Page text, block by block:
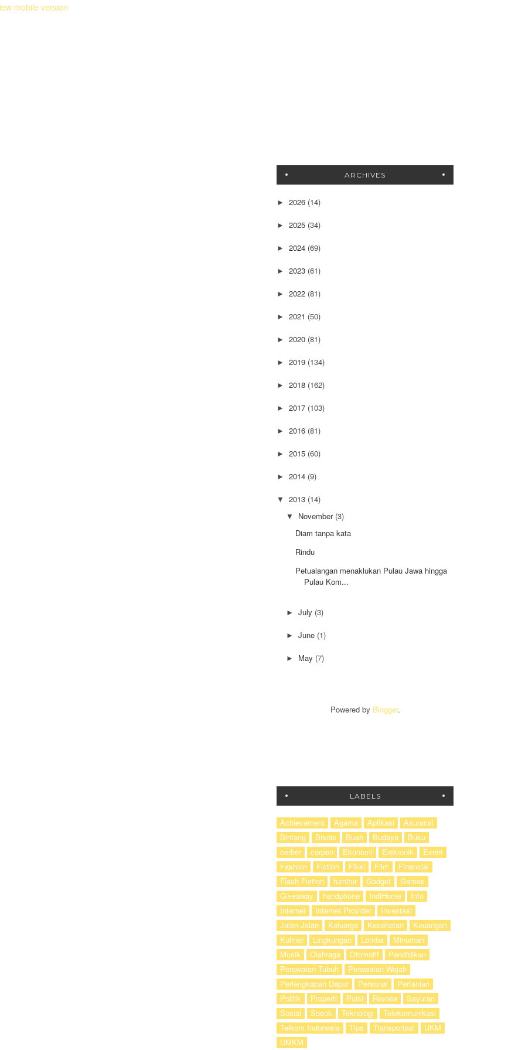
mobile version
ARCHIVES
► 2026 (14)
► 2025 (34)
► 2024 (69)
► 2023 (61)
► 2022 (81)
► 2021 (50)
► 2020 (81)
► 2019 (134)
► 2018 (162)
► 2017 (103)
► 2016 (81)
► 2015 (60)
► 2014 (9)
▼ 2013 (14)
▼ November (3)
Diam tanpa kata
Rindu
Petualangan menaklukan Pulau Jawa hingga
Pulau Kom...
► July (3)
► June (1)
► May (7)
Powered by Blogger.
LABELS
Achievement Agama Aplikasi
Asuransi
Bintang
Bisnis Buah Budaya
Buku
cerber
cerpen Ekonomi Elekronik
Event
Fashion
Fiction Fiksi Film
Financial
Flash Fiction
furnitur Gadget
Games
Giveaway
handphone IndiHome
Info
Internet
Internet Provider
Investasi
Jalan-Jalan
Keluarga Kesehatan
Keuangan
Kuliner
Lingkungan Lomba
Minuman
Musik
Olahraga Otomotif
Pendidikan
Perawatan Tubuh
Perawatan Wajah
Perlengkapan Dapur
Personal
Pertanian
Politik
Properti Puisi Review
Sayuran
Sosial
Sosok Teknologi
Telekomunikasi
Telkom Indonesia
Tips Transportasi
UKM
UMKM